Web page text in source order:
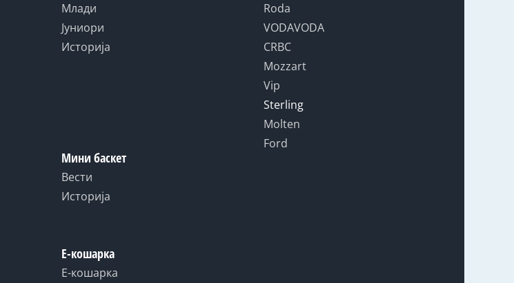
Млади
Јуниори
Историја
Мини баскет
Вести
Историја
Е-кошарка
Е-кошарка
Roda
VODAVODA
CRBC
Mozzart
Vip
Sterling
Molten
Ford